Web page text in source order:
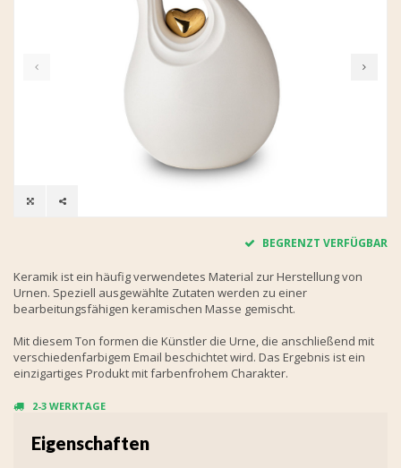
BEGRENZT VERFÜGBAR
Keramik ist ein häufig verwendetes Material zur Herstellung von
Urnen. Speziell ausgewählte Zutaten werden zu einer
bearbeitungsfähigen keramischen Masse gemischt.
Mit diesem Ton formen die Künstler die Urne, die anschließend mit
verschiedenfarbigem Email beschichtet wird. Das Ergebnis ist ein
einzigartiges Produkt mit farbenfrohem Charakter.
2-3 WERKTAGE
Eigenschaften